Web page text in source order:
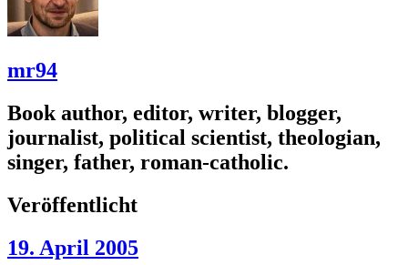
mr94
Book author, editor, writer, blogger,
journalist, political scientist, theologian,
singer, father, roman-catholic.
Veröffentlicht
19. April 2005